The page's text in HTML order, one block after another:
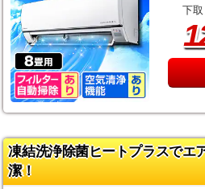
下
凍結洗浄除菌ヒートプラスでエ
潔！